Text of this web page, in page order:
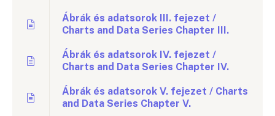
Ábrák és adatsorok III. fejezet /
Charts and Data Series Chapter III.
Ábrák és adatsorok IV. fejezet /
Charts and Data Series Chapter IV.
Ábrák és adatsorok V. fejezet / Charts
and Data Series Chapter V.